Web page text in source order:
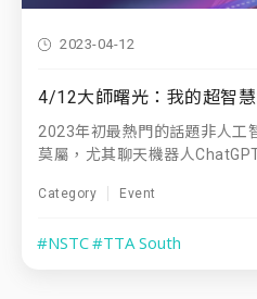
2023-04-12
4/12大師曙光：我的超智
2023年初最熱門的話題非人
莫屬，尤其聊天機器人
Category Event
#NSTC#TTA South